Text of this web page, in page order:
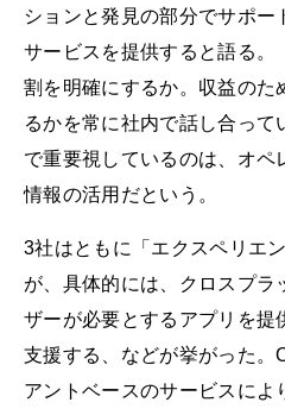
ションと発見の部分でサポー
サービスを提供すると語る。
割を明確にするか。収益のた
るかを常に社内で話し合って
で重要視しているのは、オペ
情報の活用だという。
3社はともに「エクスペリエ
が、具体的には、クロスプラ
ザーが必要とするアプリを提
支援する、などが挙がった。
アントベースのサービスによ